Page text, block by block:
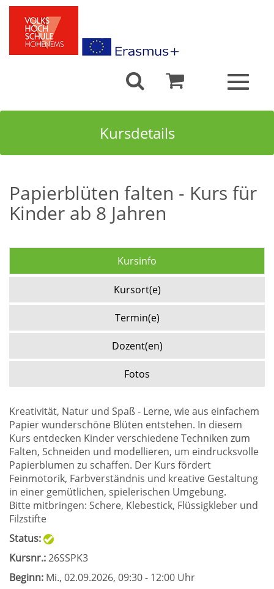
Toggle
Kursdetails
Papierblüten falten - Kurs für
Kinder ab 8 Jahren
Kursinfo
Kursort(e)
Termin(e)
Dozent(en)
Fotos
Kreativität, Natur und Spaß - Lerne, wie aus einfachem
Papier wunderschöne Blüten entstehen. In diesem
Kurs entdecken Kinder verschiedene Techniken zum
Falten, Schneiden und modellieren, um eindrucksvolle
Papierblumen zu schaffen. Der Kurs fördert
Feinmotorik, Farbverständnis und kreative Gestaltung
in einer gemütlichen, spielerischen Umgebung.
Bitte mitbringen: Schere, Klebestick, Flüssigkleber und
Filzstifte
Status:
Kursnr.:26SSPK3
Beginn: Mi., 02.09.2026, 09:30 - 12:00 Uhr